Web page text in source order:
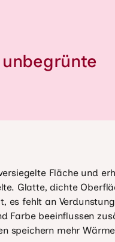
Fläche und
Glatte, dichte
es fehlt an
Farbe beeinflussen
speichern mehr